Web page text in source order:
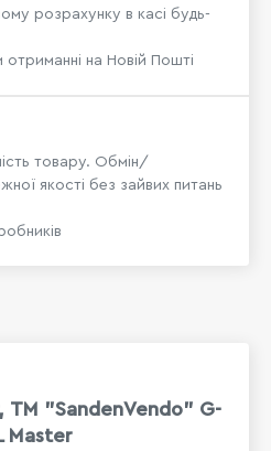
розрахунку в касі будь-
на Новій Пошті
товару. Обмін/
якості без зайвих питань
TM "SandenVendo" G-
Master